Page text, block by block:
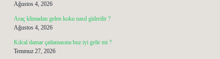
Ağustos 4, 2026
Araç klimadan gelen koku nasıl giderilir ?
Ağustos 4, 2026
Kılcal damar çatlamasına buz iyi gelir mi ?
Temmuz 27, 2026